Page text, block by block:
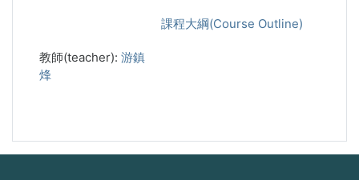
課程大綱(Course Outline)
教師(teacher): 游鎮
烽